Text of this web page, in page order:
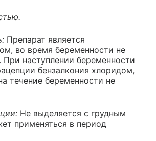
Препарат является
во время беременности не
При наступлении беременности
бензалкония хлоридом,
течение беременности не
Не выделяется с грудным
применяться в период